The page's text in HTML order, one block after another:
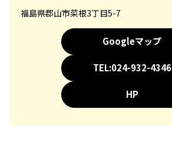
福島県郡山市菜根3丁目5-7
Googleマップ
TEL:024-932-4346
HP